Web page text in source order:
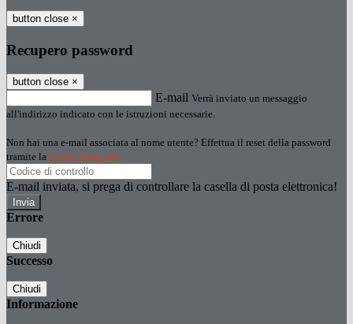
button close ×
Recupero password
button close ×
E-mail Verrà inviato un messaggio
all'indirizzo indicato con le istruzioni necessarie.
Non hai una e-mail associata al nome utente? Effettua il reset della password
tramite la Login Spaggiari
E-mail inviata, si prega di controllare la casella di posta elettronica!
Errore
Chiudi
Successo
Chiudi
Informazione